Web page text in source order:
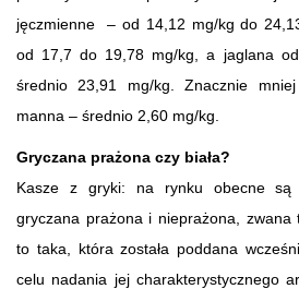
jęczmienne – od 14,12 mg/kg do
od 17,7 do 19,78 mg/kg, a jaglana
średnio 23,91 mg/kg. Znacznie
manna – średnio 2,60 mg/kg.
Gryczana prażona czy biała?
Kasze z gryki: na rynku obecne są
gryczana prażona i nieprażona, zwana
to taka, która została poddana
celu nadania jej charakterystycznego